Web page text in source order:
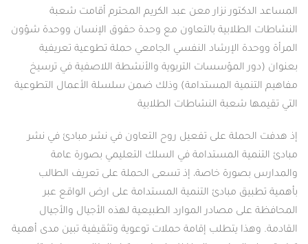
المساعد الدكتور نزار معن عبد الكريم المحترم أقامت شعبة
النشاطات الطلابية بالتعاون مع وحدة حقوق الإنسان ووحدة شؤون
المرأة ووحدة الإرشاد النفسي الجامعي حملة تطوعية تعريفية
بعنوان (دور المؤسسات التربوية والأنشطة اللاصفية في ترسيخ
مفاهيم التنمية المستدامة) وذلك ضمن سلسلة الأعمال التطوعية
التي تقيمها شعبة النشاطات الطلابية
إذ هدفت الحملة على تفعيل روح التعاون في نشر مبادئ في نشر
مبادئ التنمية المستدامة في السلك التعليمي بصورة عامة
والمدارس بصورة خاصة، إذ تسعى الحملة على تعريف الطالب
بأهمية تطبيق مبادئ التنمية المستدامة على ارض الواقع عبر
المحافظة على مصادر الموارد الطبيعية لهذه الأجيال والأجيال
القادمة. وهذا يتطلب إقامة حملات توعوية وتثقيفية تبين مدى أهمية